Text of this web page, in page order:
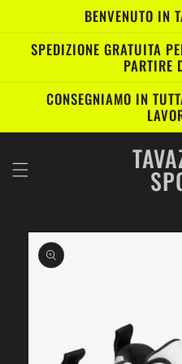
direttamenteBENVENUTO IN
SPEDIZIONE GRATUITA
CONSEGNIAMO IN
Passa alle
informazioni
sul prodotto